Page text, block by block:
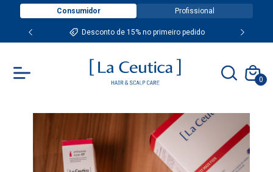
Consumidor Profissional
Desconto de 15% no primeiro pedido
0